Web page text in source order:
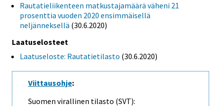
Rautatieliikenteen matkustajamäärä väheni 21
prosenttia vuoden 2020 ensimmäisellä
neljänneksellä (30.6.2020)
Laatuselosteet
Laatuseloste: Rautatietilasto (30.6.2020)
Viittausohje:
Suomen virallinen tilasto (SVT):